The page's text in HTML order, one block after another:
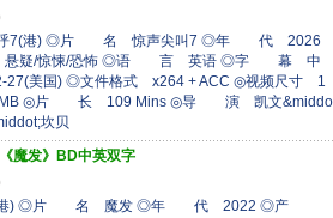
7(港) ◎片 名 惊声尖叫7 ◎年 代 2026
/惊悚/恐怖 ◎语 言 英语 ◎字 幕 中
27(美国) ◎文件格式 x264 + ACC ◎视频尺寸 1
MB ◎片 长 109 Mins ◎导 演 凯文&middo
坎贝
魔发》BD中英双字
(港) ◎片 名 魔发 ◎年 代 2022 ◎产